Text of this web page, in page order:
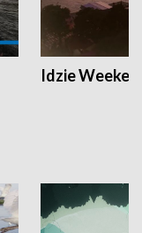
Idzie